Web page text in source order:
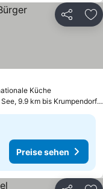
Teilen
Küche
Schiefling am See, 9.9 km bis Krumpendorf am Wörtherse
Preise sehen